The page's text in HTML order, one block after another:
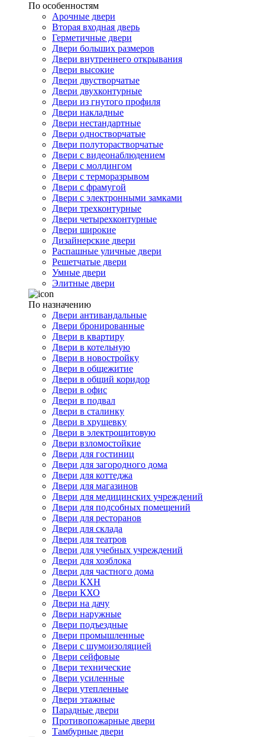
По особенностям
Арочные двери
Вторая входная дверь
Герметичные двери
Двери больших размеров
Двери внутреннего открывания
Двери высокие
Двери двустворчатые
Двери двухконтурные
Двери из гнутого профиля
Двери накладные
Двери нестандартные
Двери одностворчатые
Двери полуторастворчатые
Двери с видеонаблюдением
Двери с молдингом
Двери с терморазрывом
Двери с фрамугой
Двери с электронными замками
Двери трехконтурные
Двери четырехконтурные
Двери широкие
Дизайнерские двери
Распашные уличные двери
Решетчатые двери
Умные двери
Элитные двери
По назначению
Двери антивандальные
Двери бронированные
Двери в квартиру
Двери в котельную
Двери в новостройку
Двери в общежитие
Двери в общий коридор
Двери в офис
Двери в подвал
Двери в сталинку
Двери в хрущевку
Двери в электрощитовую
Двери взломостойкие
Двери для гостиниц
Двери для загородного дома
Двери для коттеджа
Двери для магазинов
Двери для медицинских учреждений
Двери для подсобных помещений
Двери для ресторанов
Двери для склада
Двери для театров
Двери для учебных учреждений
Двери для хозблока
Двери для частного дома
Двери КХН
Двери КХО
Двери на дачу
Двери наружные
Двери подъездные
Двери промышленные
Двери с шумоизоляцией
Двери сейфовые
Двери технические
Двери усиленные
Двери утепленные
Двери этажные
Парадные двери
Противопожарные двери
Тамбурные двери